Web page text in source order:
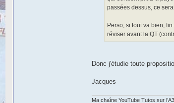
passées dessus, ce
Perso, si tout va bien,
réviser avant la QT
Donc j'étudie toute
Jacques
Ma chaîne YouTube Tutos sur